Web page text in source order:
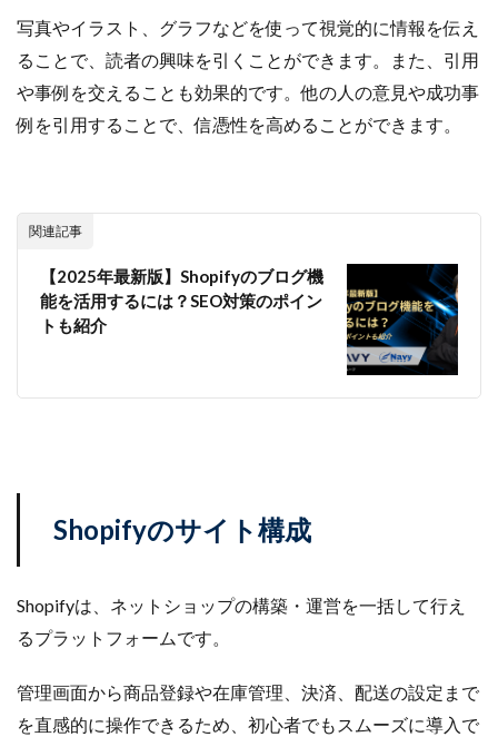
写真やイラスト、グラフなどを使って視覚的に情報を伝え
ることで、読者の興味を引くことができます。また、引用
や事例を交えることも効果的です。他の人の意見や成功事
例を引用することで、信憑性を高めることができます。
関連記事
【2025年最新版】Shopifyのブログ機
能を活用するには？SEO対策のポイン
トも紹介
Shopifyのサイト構成
Shopifyは、ネットショップの構築・運営を一括して行え
るプラットフォームです。
管理画面から商品登録や在庫管理、決済、配送の設定まで
を直感的に操作できるため、初心者でもスムーズに導入で